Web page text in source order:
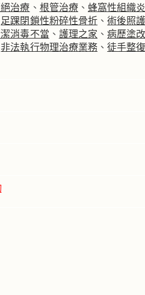
治療 、 根管治療、 蜂窩性組織炎
足踝閉鎖性粉碎性骨折 、術後照
消毒不當 、 護理之家 、病歷塗改
非法執行物理治療業務 、徒手整復